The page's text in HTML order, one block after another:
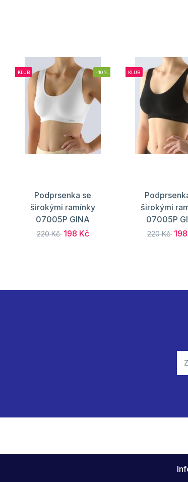
KLUB -10%
Podprsenka se
širokými ramínky
07005P GINA
220 Kč 198 Kč
KLUB
širokými
07005P
220 Kč